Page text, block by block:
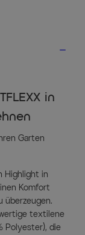
in
Garten
Highlight in
Komfort
überzeugen.
textilene
Polyester), die